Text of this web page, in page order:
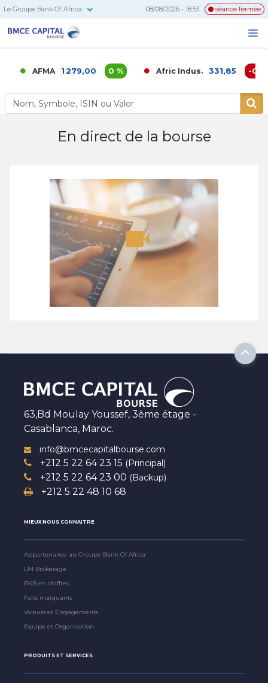
Le Groupe Bank Of Africa 08/08/2026 - 18:53 séance fermée
AFMA 1 279,00 0 % Afric Indus. 331,85 -0,02
En direct de la bourse
63,Bd Moulay Youssef, 3ème étage -
Casablanca, Maroc.
info@bmcecapitalbourse.com
+212 5 22 64 23 15 (Principal)
+212 5 22 64 23 00 (Backup)
+212 5 22 48 10 68
MIEUX NOUS CONNAITRE
Appartenance au Groupe Bank Of Africa
LM Brokerage
BKB en chiffres
Faits marquants
Valeurs et Engagements
Equipe et Organisation
PRODUITS ET SERVICES